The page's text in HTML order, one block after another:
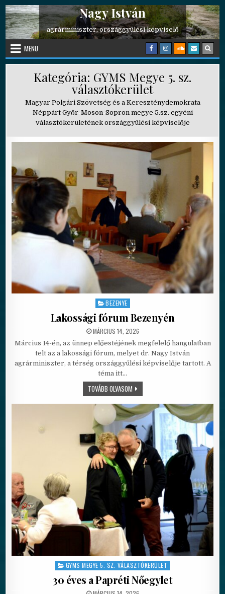
Skip to content Nagy István
agrárminiszter, országgyűlési képviselő
MENU
Kategória: GYMS Megye 5. sz.
választókerület
Magyar Polgári Szövetség és a Kereszténydemokrata
Néppárt Győr-Moson-Sopron megye 5.sz. egyéni
választókerületének országgyűlési képviselője
Posted in
BEZENYE
Lakossági fórum Bezenyén
PUBLISHED DATE:
MÁRCIUS 14, 2026
Március 14-én, az ünnep előestéjének megfelelő hangulatban
telt az a lakossági fórum, melyet dr. Nagy István
agrárminiszter, a térség országgyűlési képviselője tartott. A
téma itt…
TOVÁBB OLVASOMLAKOSSÁGI FÓRUM BEZENYÉN
Posted in
GYMS MEGYE 5. SZ. VÁLASZTÓKERÜLET
30 éves a Papréti Nőegylet